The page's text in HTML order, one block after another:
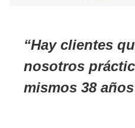
Hay clientes
nosotros
mismos 38 años